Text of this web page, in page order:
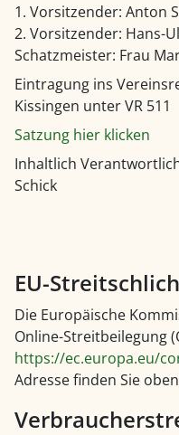
1. Vorsitzender: Anton
2. Vorsitzender: Hans-
Schatzmeister: Frau
Eintragung ins
Kissingen unter VR 511
Satzung hier klicken
Inhaltlich
Schick
EU-
Die Europäische
Online-Streitbeilegung
https://ec.europa.eu/
Adresse finden Sie